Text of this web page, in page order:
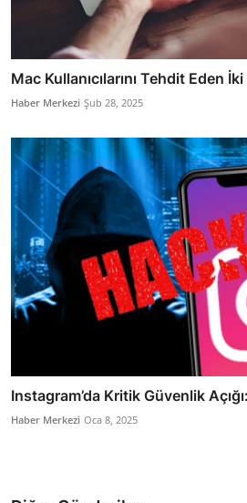
Mac Kullanıcılarını Tehdit Eden İki
Haber Merkezi Şub 28, 2025
Instagram’da Kritik Güvenlik
Haber Merkezi Oca 8, 2025